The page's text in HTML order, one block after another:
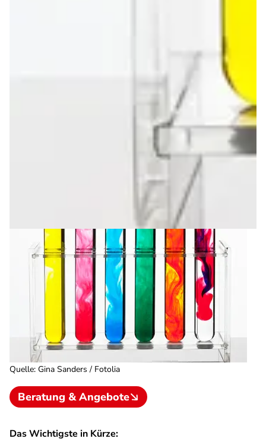
Quelle: Gina Sanders / Fotolia
Beratung & Angebote
Das Wichtigste in Kürze: